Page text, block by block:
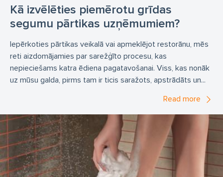
Kā izvēlēties piemērotu grīdas
segumu pārtikas uzņēmumiem?
Iepērkoties pārtikas veikalā vai apmeklējot restorānu, mēs
reti aizdomājamies par sarežģīto procesu, kas
nepieciešams katra ēdiena pagatavošanai. Viss, kas nonāk
uz mūsu galda, pirms tam ir ticis saražots, apstrādāts un...
Read more